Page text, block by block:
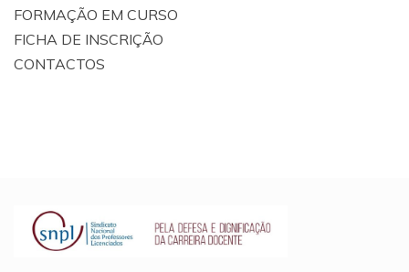
FORMAÇÃO EM CURSO
FICHA DE INSCRIÇÃO
CONTACTOS